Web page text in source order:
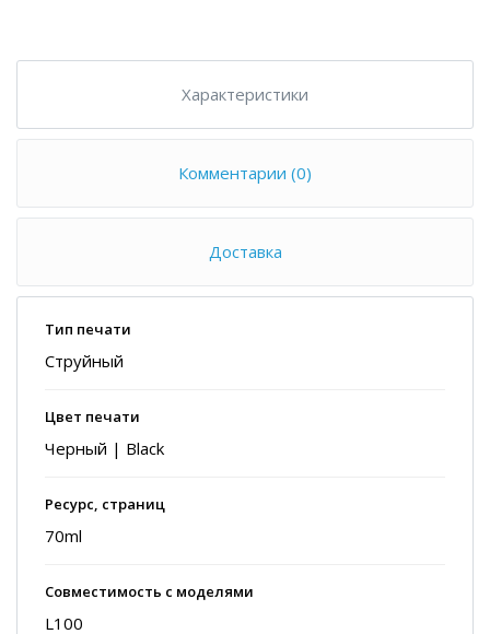
Характеристики
Комментарии (0)
Доставка
Тип печати
Струйный
Цвет печати
Черный | Black
Ресурс, страниц
70ml
Совместимость с моделями
L100